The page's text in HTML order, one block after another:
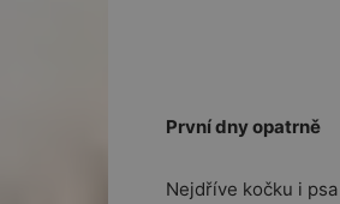
První dny opatrně
Nejdříve kočku i